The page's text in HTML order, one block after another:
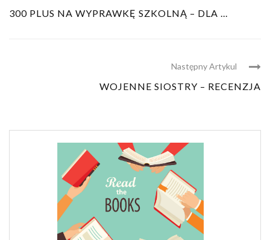
300 PLUS NA WYPRAWKĘ SZKOLNĄ – DLA ...
Następny Artykul
WOJENNE SIOSTRY – RECENZJA